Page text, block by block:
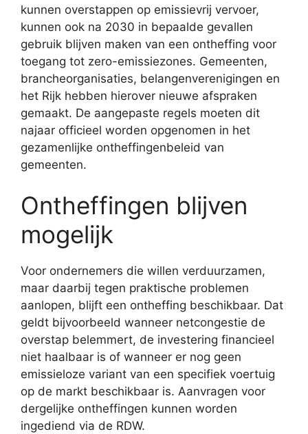
kunnen overstappen op emissievrij vervoer,
kunnen ook na 2030 in bepaalde gevallen
gebruik blijven maken van een ontheffing voor
toegang tot zero-emissiezones. Gemeenten,
brancheorganisaties, belangenverenigingen en
het Rijk hebben hierover nieuwe afspraken
gemaakt. De aangepaste regels moeten dit
najaar officieel worden opgenomen in het
gezamenlijke ontheffingenbeleid van
gemeenten.
Ontheffingen blijven
mogelijk
Voor ondernemers die willen verduurzamen,
maar daarbij tegen praktische problemen
aanlopen, blijft een ontheffing beschikbaar. Dat
geldt bijvoorbeeld wanneer netcongestie de
overstap belemmert, de investering financieel
niet haalbaar is of wanneer er nog geen
emissieloze variant van een specifiek voertuig
op de markt beschikbaar is. Aanvragen voor
dergelijke ontheffingen kunnen worden
ingediend via de RDW.